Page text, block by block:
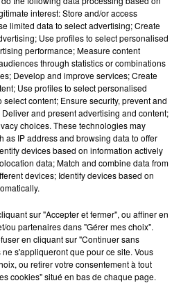
Adrien et Claire dans"Debout
et 9h et appelez le0892 12
par téléphone.
Site officiel
est terminé
interest: Store and/or access
limited data to select advertising; Create
Use profiles to select personalised
performance; Measure content
through statistics or combinations
Develop and improve services; Create
Use profiles to select personalised
content; Ensure security, prevent and
and present advertising and content;
choices. These technologies may
as IP address and browsing data to offer
devices based on information actively
data; Match and combine data from
devices; Identify devices based on
sur "Accepter et fermer", ou affiner en
ou partenaires dans "Gérer mes choix".
en cliquant sur "Continuer sans
s'appliqueront que pour ce site. Vous
ou retirer votre consentement à tout
cookies" situé en bas de chaque page.